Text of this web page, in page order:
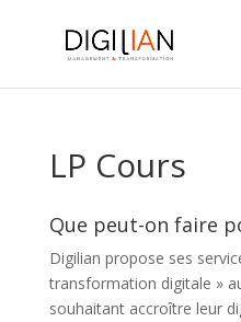
LP Cours
Que peut-on faire
Digilian propose ses
transformation digitale »
souhaitant accroître leur